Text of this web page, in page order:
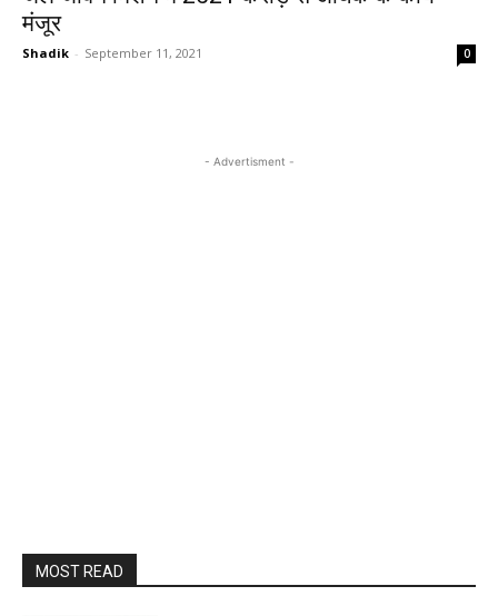
मंजूर
Shadik - September 11, 2021 0
- Advertisment -
MOST READ